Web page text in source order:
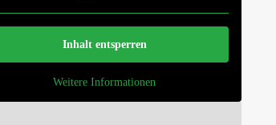
Inhalt entsperren
Weitere Informationen